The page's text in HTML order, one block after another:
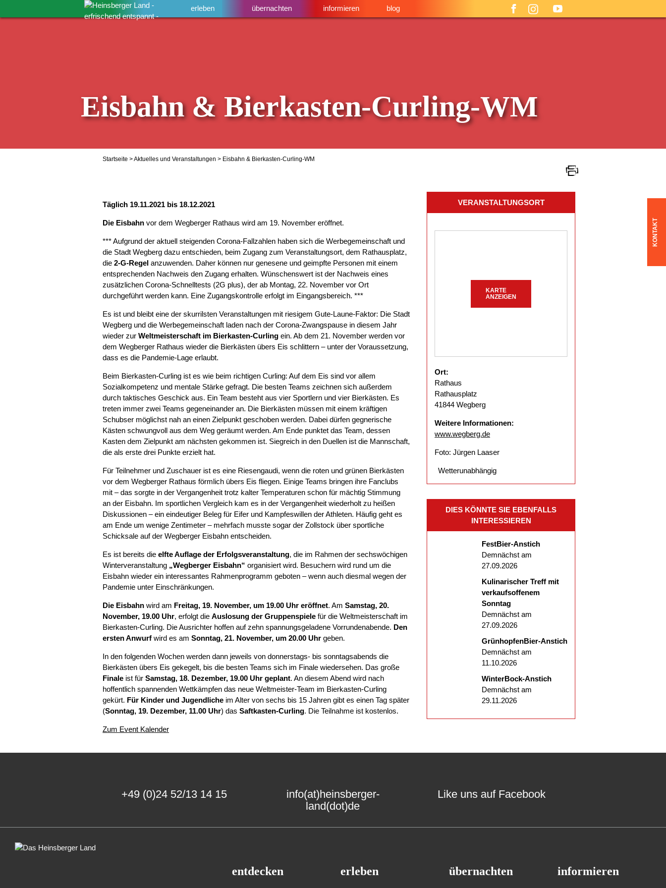
erleben übernachten informieren blog
KONTAKT
Eisbahn & Bierkasten-Curling-WM
Startseite >Aktuelles und Veranstaltungen > Eisbahn & Bierkasten-Curling-WM
Täglich 19.11.2021 bis 18.12.2021
Die Eisbahn vor dem Wegberger Rathaus wird am 19. November eröffnet.
*** Aufgrund der aktuell steigenden Corona-Fallzahlen haben sich die Werbegemeinschaft und
die Stadt Wegberg dazu entschieden, beim Zugang zum Veranstaltungsort, dem Rathausplatz,
die 2-G-Regel anzuwenden. Daher können nur genesene und geimpfte Personen mit einem
entsprechenden Nachweis den Zugang erhalten. Wünschenswert ist der Nachweis eines
zusätzlichen Corona-Schnelltests (2G plus), der ab Montag, 22. November vor Ort
durchgeführt werden kann. Eine Zugangskontrolle erfolgt im Eingangsbereich. ***
Es ist und bleibt eine der skurrilsten Veranstaltungen mit riesigem Gute-Laune-Faktor: Die Stadt
Wegberg und die Werbegemeinschaft laden nach der Corona-Zwangspause in diesem Jahr
wieder zur Weltmeisterschaft im Bierkasten-Curling ein. Ab dem 21. November werden vor
dem Wegberger Rathaus wieder die Bierkästen übers Eis schlittern – unter der Voraussetzung,
dass es die Pandemie-Lage erlaubt.
Beim Bierkasten-Curling ist es wie beim richtigen Curling: Auf dem Eis sind vor allem
Sozialkompetenz und mentale Stärke gefragt. Die besten Teams zeichnen sich außerdem
durch taktisches Geschick aus. Ein Team besteht aus vier Sportlern und vier Bierkästen. Es
treten immer zwei Teams gegeneinander an. Die Bierkästen müssen mit einem kräftigen
Schubser möglichst nah an einen Zielpunkt geschoben werden. Dabei dürfen gegnerische
Kästen schwungvoll aus dem Weg geräumt werden. Am Ende punktet das Team, dessen
Kasten dem Zielpunkt am nächsten gekommen ist. Siegreich in den Duellen ist die Mannschaft,
die als erste drei Punkte erzielt hat.
Für Teilnehmer und Zuschauer ist es eine Riesengaudi, wenn die roten und grünen Bierkästen
vor dem Wegberger Rathaus förmlich übers Eis fliegen. Einige Teams bringen ihre Fanclubs
mit – das sorgte in der Vergangenheit trotz kalter Temperaturen schon für mächtig Stimmung
an der Eisbahn. Im sportlichen Vergleich kam es in der Vergangenheit wiederholt zu heißen
Diskussionen – ein eindeutiger Beleg für Eifer und Kampfeswillen der Athleten. Häufig geht es
am Ende um wenige Zentimeter – mehrfach musste sogar der Zollstock über sportliche
Schicksale auf der Wegberger Eisbahn entscheiden.
Es ist bereits die elfte Auflage der Erfolgsveranstaltung, die im Rahmen der sechswöchigen
Winterveranstaltung „Wegberger Eisbahn“ organisiert wird. Besuchern wird rund um die
Eisbahn wieder ein interessantes Rahmenprogramm geboten – wenn auch diesmal wegen der
Pandemie unter Einschränkungen.
Die Eisbahn wird am Freitag, 19. November, um 19.00 Uhr eröffnet. Am Samstag, 20.
November, 19.00 Uhr, erfolgt die Auslosung der Gruppenspiele für die Weltmeisterschaft im
Bierkasten-Curling. Die Ausrichter hoffen auf zehn spannungsgeladene Vorrundenabende. Den
ersten Anwurf wird es am Sonntag, 21. November, um 20.00 Uhr geben.
In den folgenden Wochen werden dann jeweils von donnerstags- bis sonntagsabends die
Bierkästen übers Eis gekegelt, bis die besten Teams sich im Finale wiedersehen. Das große
Finale ist für Samstag, 18. Dezember, 19.00 Uhr geplant. An diesem Abend wird nach
hoffentlich spannenden Wettkämpfen das neue Weltmeister-Team im Bierkasten-Curling
gekürt. Für Kinder und Jugendliche im Alter von sechs bis 15 Jahren gibt es einen Tag später
(Sonntag, 19. Dezember, 11.00 Uhr) das Saftkasten-Curling. Die Teilnahme ist kostenlos.
Zum Event Kalender
VERANSTALTUNGSORT
KARTE
ANZEIGEN
Ort:
Rathaus
Rathausplatz
41844 Wegberg
Weitere Informationen:
www.wegberg.de
Foto: Jürgen Laaser
Wetterunabhängig
DIES KÖNNTE SIE EBENFALLS
INTERESSIEREN
FestBier-Anstich
Demnächst am
27.09.2026
Kulinarischer Treff mit
verkaufsoffenem
Sonntag
Demnächst am
27.09.2026
GrünhopfenBier-Anstich
Demnächst am
11.10.2026
WinterBock-Anstich
Demnächst am
29.11.2026
+49 (0)24 52/13 14 15
info(at)heinsberger-
land(dot)de
Like uns auf Facebook
entdecken erleben übernachten informieren